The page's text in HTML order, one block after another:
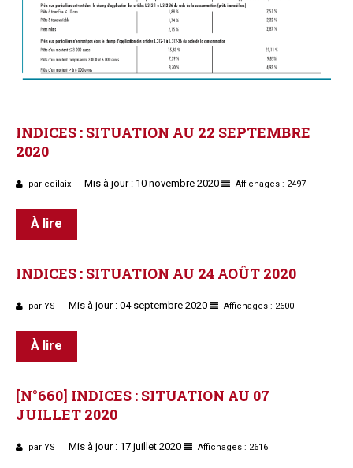
INDICES : SITUATION AU 22 SEPTEMBRE
2020
par edilaix Mis à jour : 10 novembre 2020 Affichages : 2497
À lire
INDICES : SITUATION AU 24 AOÛT 2020
par YS Mis à jour : 04 septembre 2020 Affichages : 2600
À lire
[N°660] INDICES : SITUATION AU 07
JUILLET 2020
par YS Mis à jour : 17 juillet 2020 Affichages : 2616